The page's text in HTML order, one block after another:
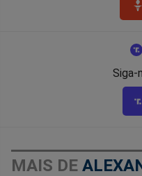
Siga-
MAIS DE